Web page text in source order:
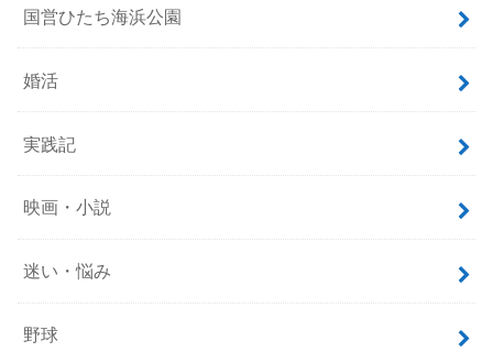
国営ひたち海浜公園
婚活
実践記
映画・小説
迷い・悩み
野球